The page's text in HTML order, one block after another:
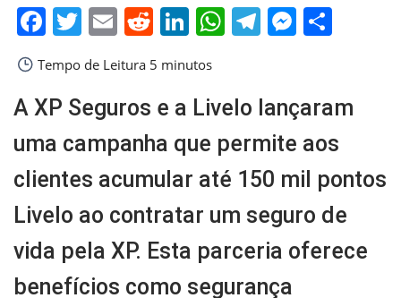
Facebook
Twitter
EmailReddit
LinkedIn
WhatsApp
Telegram
Tempo de Leitura 5 minutos
A XP Seguros e a Livelo lançaram
uma campanha que permite aos
clientes acumular até 150 mil pontos
Livelo ao contratar um seguro de
vida pela XP. Esta parceria oferece
benefícios como segurança